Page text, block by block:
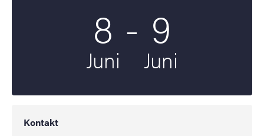
8
Juni
Till
- 9
Juni
Kontakt